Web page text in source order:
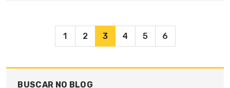
1 2 3 4 5 6
BUSCAR NO BLOG